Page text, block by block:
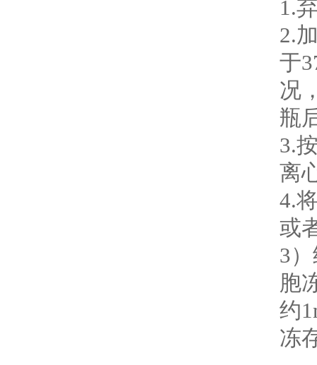
1.
2.
于
况
瓶
3.
离
4.
或
3
胞
约
冻